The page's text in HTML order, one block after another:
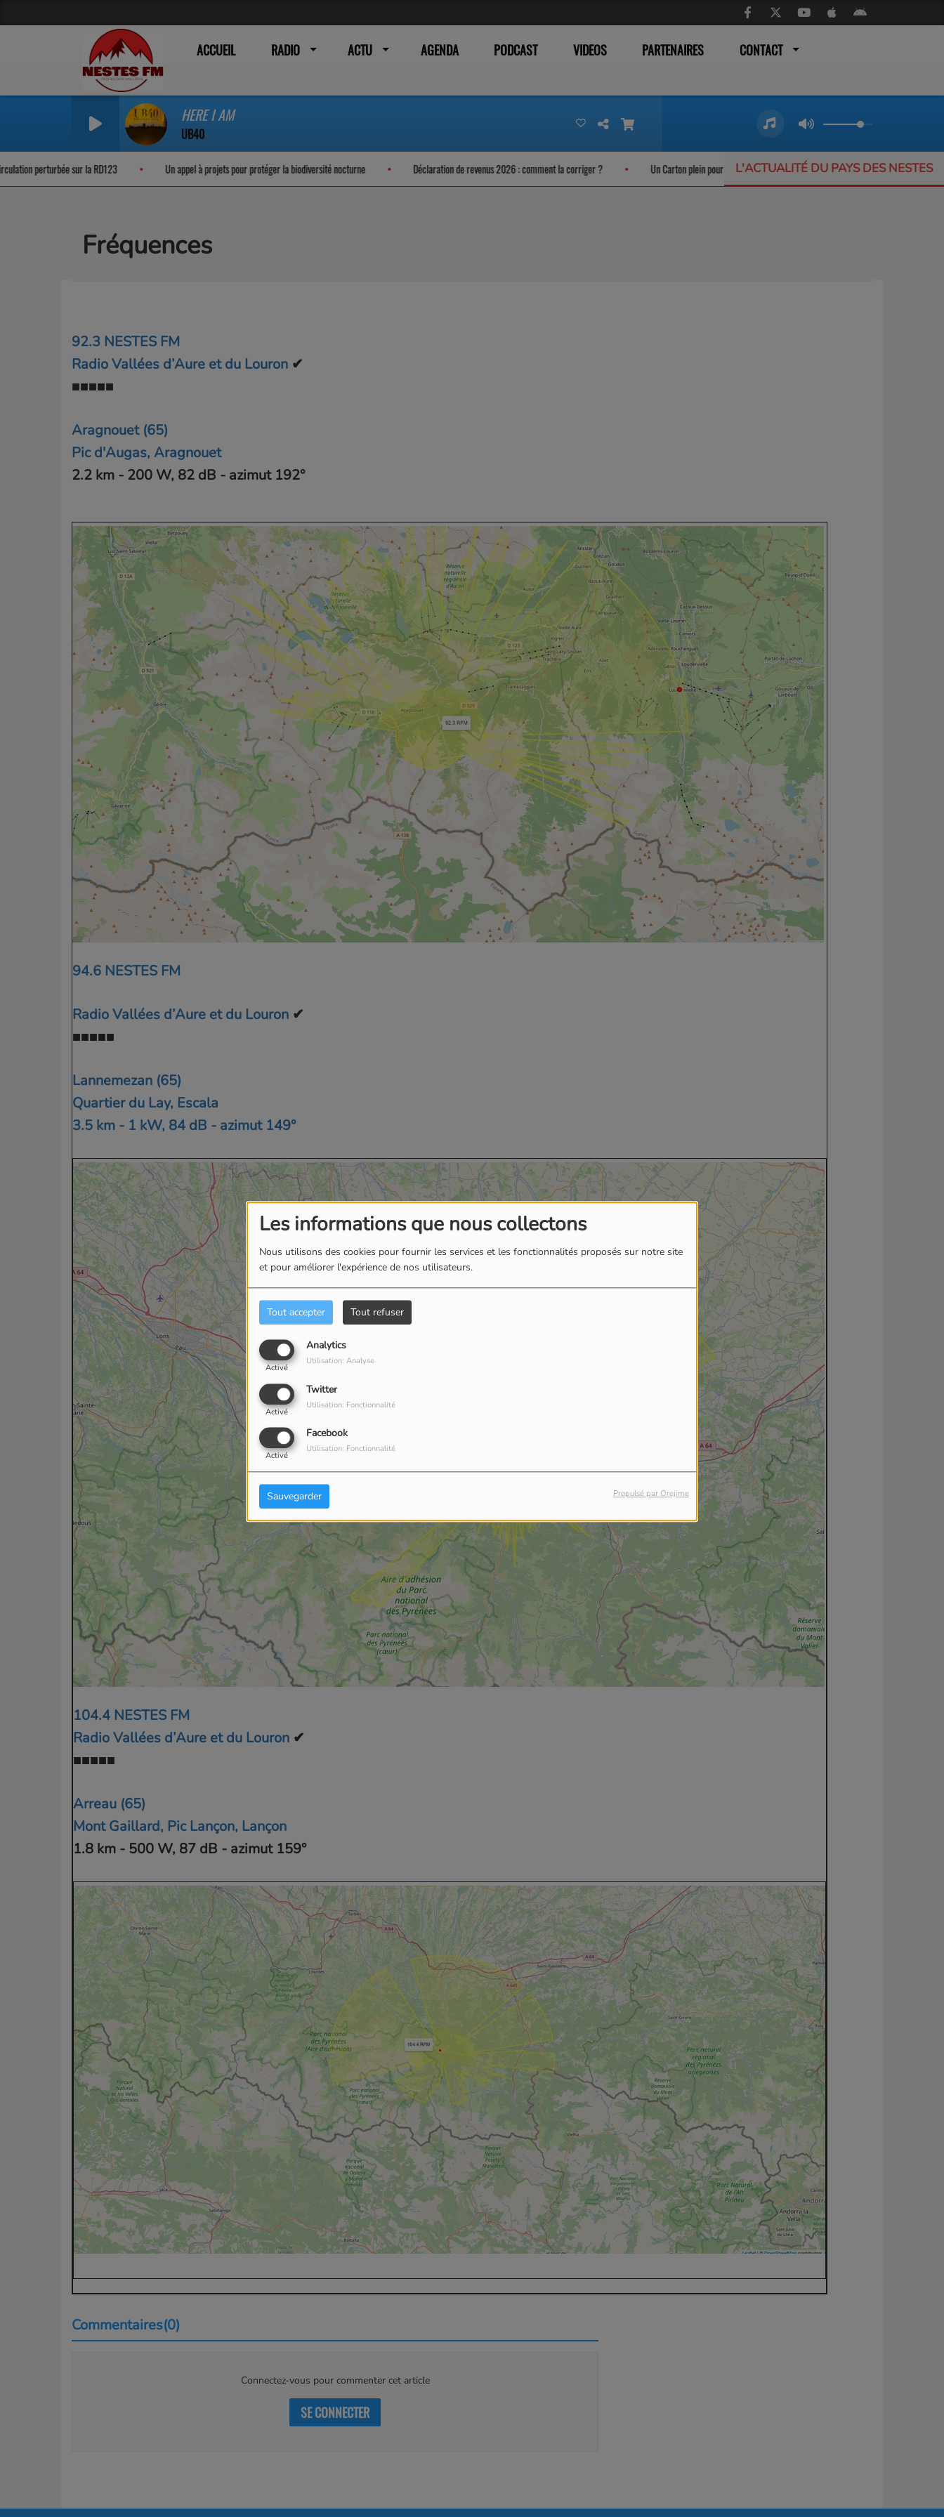
Les informations que nous collectons
Nous utilisons des cookies pour fournir les services et les fonctionnalités proposés sur notre site
et pour améliorer l'expérience de nos utilisateurs.
Tout accepter Tout refuser
Analytics
Activé
Utilisation: Analyse
Twitter
Activé
Utilisation: Fonctionnalité
Facebook
Activé
Utilisation: Fonctionnalité
Sauvegarder Propulsé par Orejime
ACCUEIL RADIO ACTU AGENDA PODCAST VIDEOS PARTENAIRES CONTACT
HERE I AM
UB40
L'ACTUALITÉ DU PAYS DES NESTES
Un appel à projets pour protéger la biodiversité nocturne Déclaration de revenus 2026 : comment la corriger ? Un Carton plein pour les trains liO qui ne désemplissent pas L’Offrande Musicale : un festival
Fréquences
92.3 NESTES FM
Radio Vallées d’Aure et du Louron ✔
■■■■■
Aragnouet (65)
Pic d'Augas, Aragnouet
2.2 km - 200 W, 82 dB - azimut 192°
94.6 NESTES FM
Radio Vallées d’Aure et du Louron ✔
■■■■■
Lannemezan (65)
Quartier du Lay, Escala
3.5 km - 1 kW, 84 dB - azimut 149°
104.4 NESTES FM
Radio Vallées d’Aure et du Louron ✔
■■■■■
Arreau (65)
Mont Gaillard, Pic Lançon, Lançon
1.8 km - 500 W, 87 dB - azimut 159°
Commentaires(0)
Connectez-vous pour commenter cet article
SE CONNECTER